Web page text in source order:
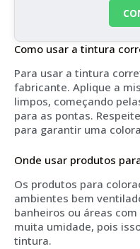
Como usar a tintura
Para usar a tintura
fabricante. Aplique a
limpos, começando
para as pontas.
para garantir uma
Onde usar produtos
Os produtos para
ambientes bem
banheiros ou áreas
muita umidade, pois
tintura.